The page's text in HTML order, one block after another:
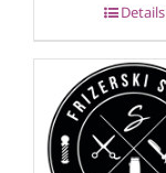
Details